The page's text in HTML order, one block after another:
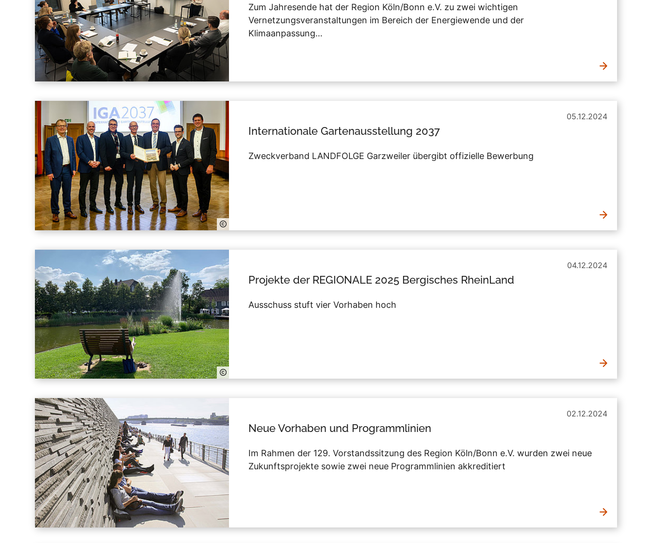
Zum Jahresende hat der Region Köln/Bonn e.V. zu zwei wichtigen
Vernetzungsveranstaltungen im Bereich der Energiewende und der
Klimaanpassung…
05.12.2024
Internationale Gartenausstellung 2037
Zweckverband LANDFOLGE Garzweiler übergibt offizielle Bewerbung
04.12.2024
Projekte der REGIONALE 2025 Bergisches RheinLand
Ausschuss stuft vier Vorhaben hoch
02.12.2024
Neue Vorhaben und Programmlinien
Im Rahmen der 129. Vorstandssitzung des Region Köln/Bonn e.V. wurden zwei neue
Zukunftsprojekte sowie zwei neue Programmlinien akkreditiert